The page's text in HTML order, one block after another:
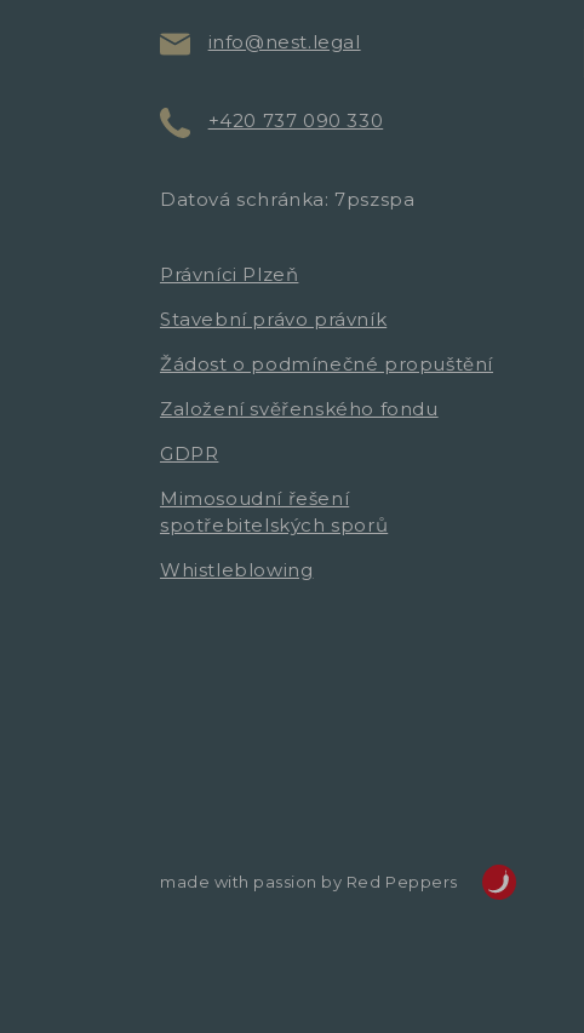
info@nest.legal
+420 737 090 330
Datová schránka: 7pszspa
Právníci Plzeň
Stavební právo právník
Žádost o podmínečné propuštění
Založení svěřenského fondu
GDPR
Mimosoudní řešení
spotřebitelských sporů
Whistleblowing
made with passion by Red Peppers